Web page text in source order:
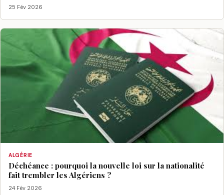
25 Fév 2026
ALGÉRIE
Déchéance : pourquoi la nouvelle loi sur la nationalité
fait trembler les Algériens ?
24 Fév 2026